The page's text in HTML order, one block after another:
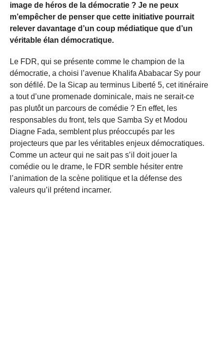
image de héros de la démocratie ? Je ne peux
m’empêcher de penser que cette initiative pourrait
relever davantage d’un coup médiatique que d’un
véritable élan démocratique.
Le FDR, qui se présente comme le champion de la
démocratie, a choisi l’avenue Khalifa Ababacar Sy pour
son défilé. De la Sicap au terminus Liberté 5, cet itinéraire
a tout d’une promenade dominicale, mais ne serait-ce
pas plutôt un parcours de comédie ? En effet, les
responsables du front, tels que Samba Sy et Modou
Diagne Fada, semblent plus préoccupés par les
projecteurs que par les véritables enjeux démocratiques.
Comme un acteur qui ne sait pas s’il doit jouer la
comédie ou le drame, le FDR semble hésiter entre
l’animation de la scène politique et la défense des
valeurs qu’il prétend incarner.